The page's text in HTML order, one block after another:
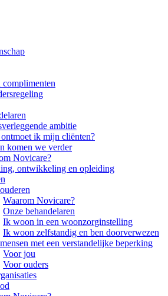
ambitie
ik mijn cliënten?
komen we verder
Novicare?
ontwikkeling en opleiding
Waarom Novicare?
Onze behandelaren
Ik woon in een woonzorginstelling
Ik woon zelfstandig en ben doorverwezen
met een verstandelijke beperking
Voor jou
Voor ouders